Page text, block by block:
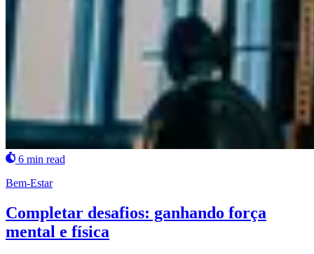
6 min read
Bem-Estar
Completar desafios: ganhando força
mental e física